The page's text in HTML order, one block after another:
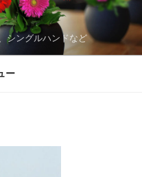
シングルハンドなど
ー